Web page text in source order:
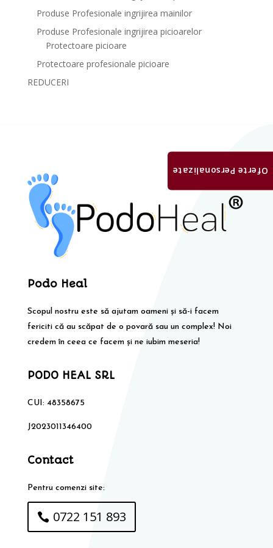
Produse Profesionale ingrijirea mainilor
Produse Profesionale ingrijirea picioarelor
Protectoare picioare
Protectoare profesionale picioare
REDUCERI
Podo Heal
Scopul nostru este să ajutam oameni și să-i facem
fericiti că au scăpat de o povară sau un complex! Noi
credem în ceea ce facem și ne iubim meseria!
PODO HEAL SRL
CUI: 48358675
J2023011346400
Contact
Pentru comenzi site:
0722 151 893
Oferte Personalizate